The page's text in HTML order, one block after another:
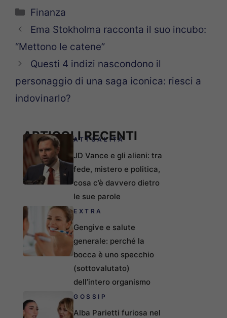
Categorie
Finanza
Ema Stokholma racconta il suo incubo:
“Mettono le catene”
Questi 4 indizi nascondono il
personaggio di una saga iconica: riesci a
indovinarlo?
ARTICOLI RECENTI
ATTUALITÀ
JD Vance e gli alieni: tra
fede, mistero e politica,
cosa c’è davvero dietro
le sue parole
EXTRA
Gengive e salute
generale: perché la
bocca è uno specchio
(sottovalutato)
dell’intero organismo
GOSSIP
Alba Parietti furiosa nel